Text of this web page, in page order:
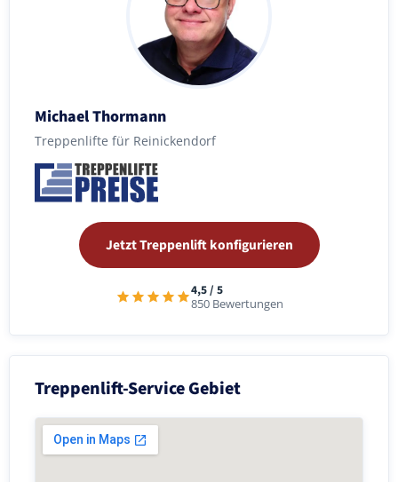
Michael Thormann
Treppenlifte für Reinickendorf
Jetzt Treppenlift konfigurieren
4,5 / 5
850 Bewertungen
Treppenlift-Service Gebiet